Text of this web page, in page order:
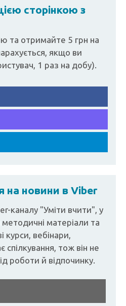
сторінкою з
та отримайте 5 грн на
якщо ви
1 раз на добу).
на новини в Viber
каналу "Уміти вчити", у
матеріали та
курси, вебінари,
тож він не
роботи й відпочинку.